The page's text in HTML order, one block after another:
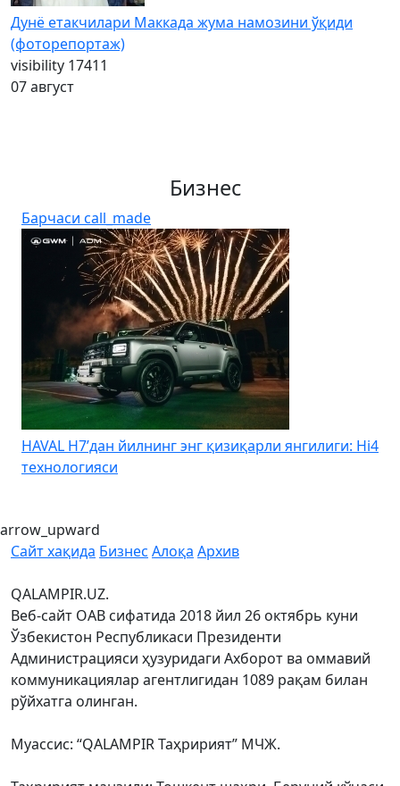
Дунё етакчилари Маккада жума намозини ўқиди
(фоторепортаж)
visibility 17411
07 август
Бизнес
Барчаси call_made
HAVAL H7’дан йилнинг энг қизиқарли янгилиги: Hi4
технологияси
arrow_upward
Сайт хақида Бизнес Алоқа Архив
QALAMPIR.UZ.
Веб-сайт ОАВ сифатида 2018 йил 26 октябрь куни
Ўзбекистон Республикаси Президенти
Администрацияси ҳузуридаги Ахборот ва оммавий
коммуникациялар агентлигидан 1089 рақам билан
рўйхатга олинган.
Муассис: “QALAMPIR Таҳририят” МЧЖ.